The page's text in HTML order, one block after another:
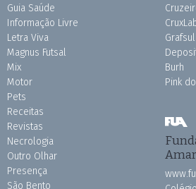
Guia Saúde
Informação Livre
Letra Viva
Magnus Futsal
Mix
Motor
Pets
Receitas
Revistas
Necrologia
Outro Olhar
Presença
São Bento
Grafsul
Burh
Pink